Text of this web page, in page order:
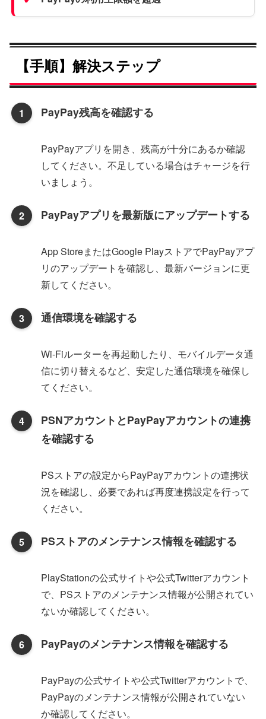
【手順】解決ステップ
PayPay残高を確認する
PayPayアプリを開き、残高が十分にあるか確認
してください。不足している場合はチャージを行
いましょう。
PayPayアプリを最新版にアップデートする
App StoreまたはGoogle PlayストアでPayPayアプ
リのアップデートを確認し、最新バージョンに更
新してください。
通信環境を確認する
Wi-Fiルーターを再起動したり、モバイルデータ通
信に切り替えるなど、安定した通信環境を確保し
てください。
PSNアカウントとPayPayアカウントの連携
を確認する
PSストアの設定からPayPayアカウントの連携状
況を確認し、必要であれば再度連携設定を行って
ください。
PSストアのメンテナンス情報を確認する
PlayStationの公式サイトや公式Twitterアカウント
で、PSストアのメンテナンス情報が公開されてい
ないか確認してください。
PayPayのメンテナンス情報を確認する
PayPayの公式サイトや公式Twitterアカウントで、
PayPayのメンテナンス情報が公開されていない
か確認してください。